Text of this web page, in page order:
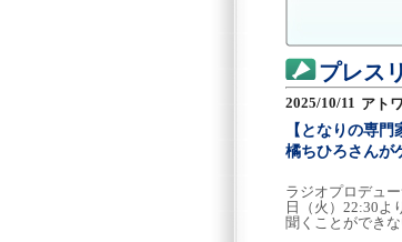
プレス
2025/10/11 アト
【となりの専
橘ちひろさんが
ラジオプロデュ
日（火）22:30よ
聞くことができ